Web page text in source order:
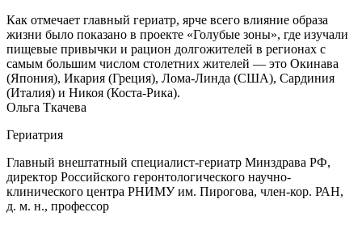
Как отмечает главный гериатр, ярче всего влияние образа
жизни было показано в проекте «Голубые зоны», где изучали
пищевые привычки и рацион долгожителей в регионах с
самым большим числом столетних жителей — это Окинава
(Япония), Икария (Греция), Лома-Линда (США), Сардиния
(Италия) и Никоя (Коста-Рика).
Ольга Ткачева
Гериатрия
Главный внештатный специалист-гериатр Минздрава РФ,
директор Российского геронтологического научно-
клинического центра РНИМУ им. Пирогова, член-кор. РАН,
д. м. н., профессор